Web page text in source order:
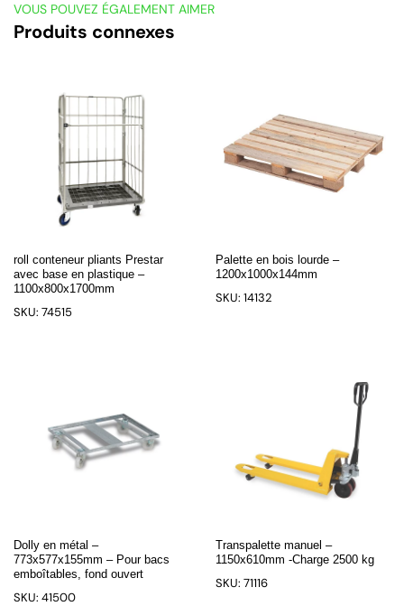
VOUS POUVEZ ÉGALEMENT AIMER
Produits connexes
roll conteneur pliants Prestar
avec base en plastique –
1100x800x1700mm
SKU: 74515
Palette en bois lourde –
1200x1000x144mm
SKU: 14132
Dolly en métal –
773x577x155mm – Pour bacs
emboîtables, fond ouvert
SKU: 41500
Transpalette manuel –
1150x610mm -Charge 2500 kg
SKU: 71116